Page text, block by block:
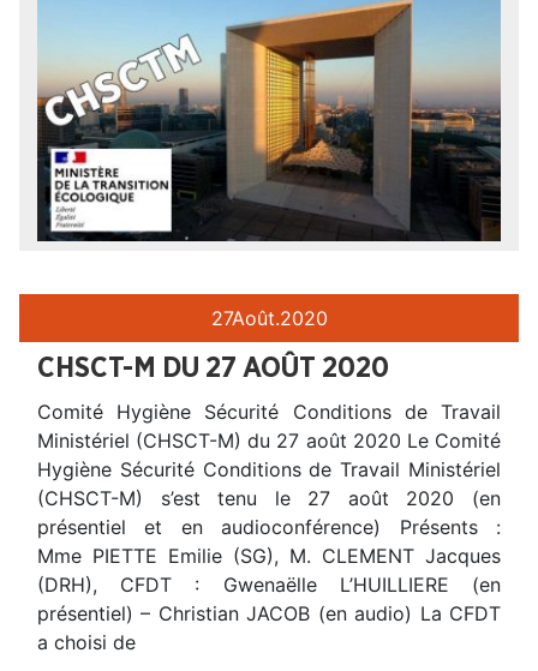
27Août.2020
CHSCT-M DU 27 AOÛT 2020
Comité Hygiène Sécurité Conditions de Travail
Ministériel (CHSCT-M) du 27 août 2020 Le Comité
Hygiène Sécurité Conditions de Travail Ministériel
(CHSCT-M) s’est tenu le 27 août 2020 (en
présentiel et en audioconférence) Présents :
Mme PIETTE Emilie (SG), M. CLEMENT Jacques
(DRH), CFDT : Gwenaëlle L’HUILLIERE (en
présentiel) – Christian JACOB (en audio) La CFDT
a choisi de